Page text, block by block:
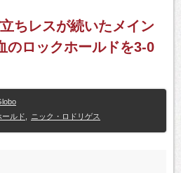
ちレスが続いたメイン
のロックホールドを3-0
ールド ニック・ロドリゲス